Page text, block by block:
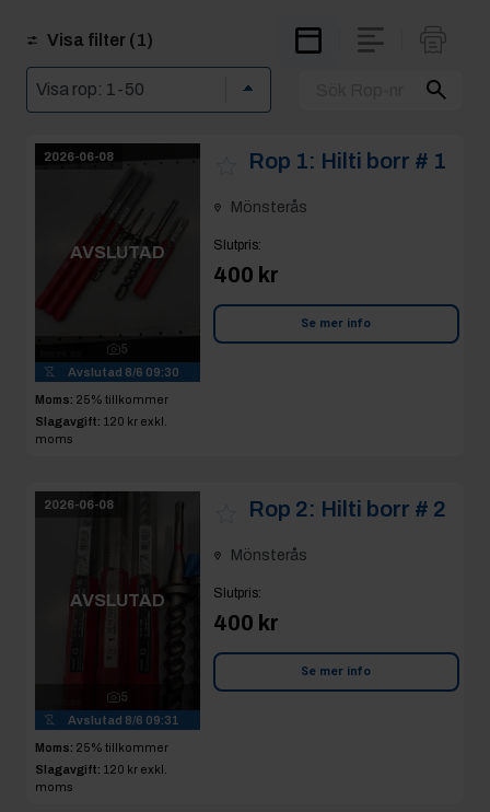
Visa filter (1)
2026-06-08
AVSLUTAD
5
Avslutad 8/6 09:30
Moms: 25% tillkommer
Slagavgift: 120 kr exkl.
moms
Rop 1: Hilti borr # 1
Mönsterås
Slutpris:
400 kr
Se mer info
2026-06-08
AVSLUTAD
5
Avslutad 8/6 09:31
Moms: 25% tillkommer
Slagavgift: 120 kr exkl.
moms
Rop 2: Hilti borr # 2
Mönsterås
Slutpris:
400 kr
Se mer info